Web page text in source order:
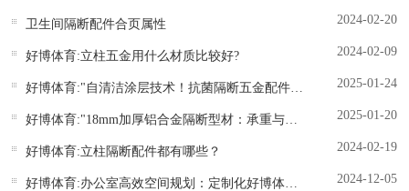
卫生间隔断配件合页属性 2024-02-20
好博体育:立柱五金用什么材质比较好? 2024-02-09
好博体育:"自清洁涂层技术！抗菌隔断五金配件实验室数据" 2025-01-24
好博体育:"18mm加厚铝合金隔断型材：承重与轻量化完美平衡" 2025-01-20
好博体育:立柱隔断配件都有哪些？ 2024-02-19
好博体育:办公室高效空间规划：定制化好博体育五金解决方案 2024-12-05